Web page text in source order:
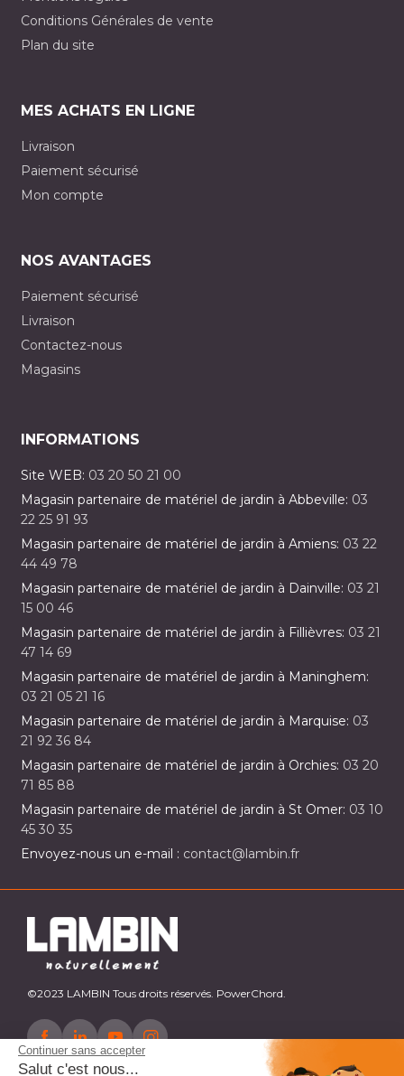
Continuer sans accepter
Salut c'est nous...
Conditions Générales de vente
Plan du site
MES ACHATS EN LIGNE
Livraison
Paiement sécurisé
Mon compte
NOS AVANTAGES
Paiement sécurisé
Livraison
Contactez-nous
Magasins
INFORMATIONS
Site WEB: 03 20 50 21 00
Magasin partenaire de matériel de jardin à Abbeville: 03
22 25 91 93
Magasin partenaire de matériel de jardin à Amiens: 03 22
44 49 78
Magasin partenaire de matériel de jardin à Dainville: 03 21
15 00 46
Magasin partenaire de matériel de jardin à Fillièvres: 03 21
47 14 69
Magasin partenaire de matériel de jardin à Maninghem:
03 21 05 21 16
Magasin partenaire de matériel de jardin à Marquise: 03
21 92 36 84
Magasin partenaire de matériel de jardin à Orchies: 03 20
71 85 88
Magasin partenaire de matériel de jardin à St Omer: 03 10
45 30 35
Envoyez-nous un e-mail : contact@lambin.fr
©2023 LAMBIN Tous droits réservés. PowerChord.